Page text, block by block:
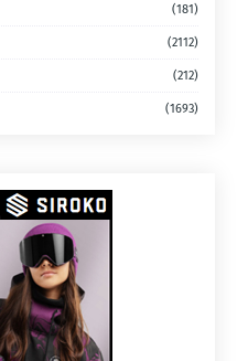
(181)
(2112)
(212)
(1693)